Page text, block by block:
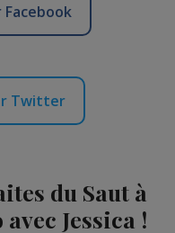
Twitter
du Saut à
Jessica !